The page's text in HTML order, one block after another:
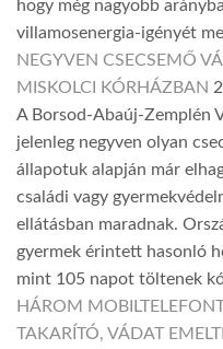
hogy még nagyobb
villamosenergia-igényét
NEGYVEN CSECSEMŐ
MISKOLCI KÓRHÁZBAN
A Borsod-Abaúj-Zemplén
jelenleg negyven olyan
állapotuk alapján már
családi vagy
ellátásban maradnak.
gyermek érintett hasonló
mint 105 napot töltenek
HÁROM
TAKARÍTÓ, VÁDAT